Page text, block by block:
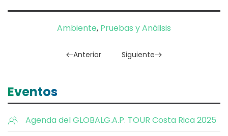
Ambiente, Pruebas y Análisis
Anterior Siguiente
Eventos
Agenda del GLOBALG.A.P. TOUR Costa Rica 2025